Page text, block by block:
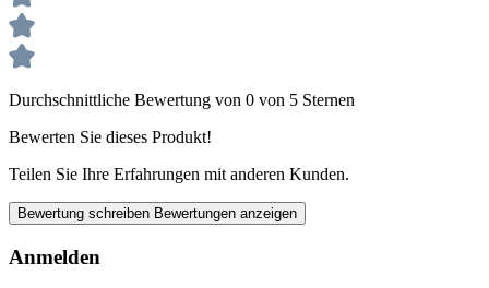
Durchschnittliche Bewertung von 0 von 5 Sternen
Bewerten Sie dieses Produkt!
Teilen Sie Ihre Erfahrungen mit anderen Kunden.
Bewertung schreiben Bewertungen anzeigen
Anmelden